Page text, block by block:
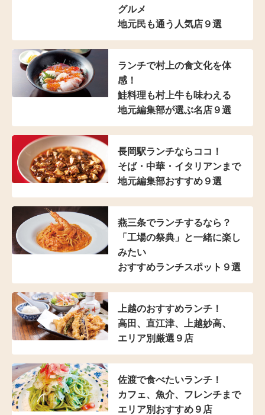
グルメ
地元民も通う人気店９選
ランチで村上の食文化を体
感！
鮭料理も村上牛も味わえる
地元編集部が選ぶ名店９選
長岡駅ランチならココ！
そば・中華・イタリアンまで
地元編集部おすすめ９選
燕三条でランチするなら？
「工場の祭典」と一緒に楽し
みたい
おすすめランチスポット９選
上越のおすすめランチ！
高田、直江津、上越妙高、
エリア別厳選９店
佐渡で食べたいランチ！
カフェ、魚介、フレンチまで
エリア別おすすめ９店